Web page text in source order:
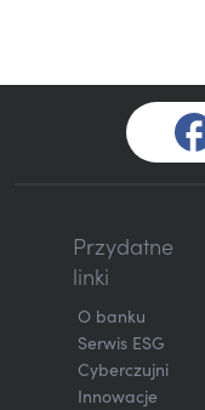
Przydatne
linki
O banku
Serwis ESG
Cyberczujni
Innowacje